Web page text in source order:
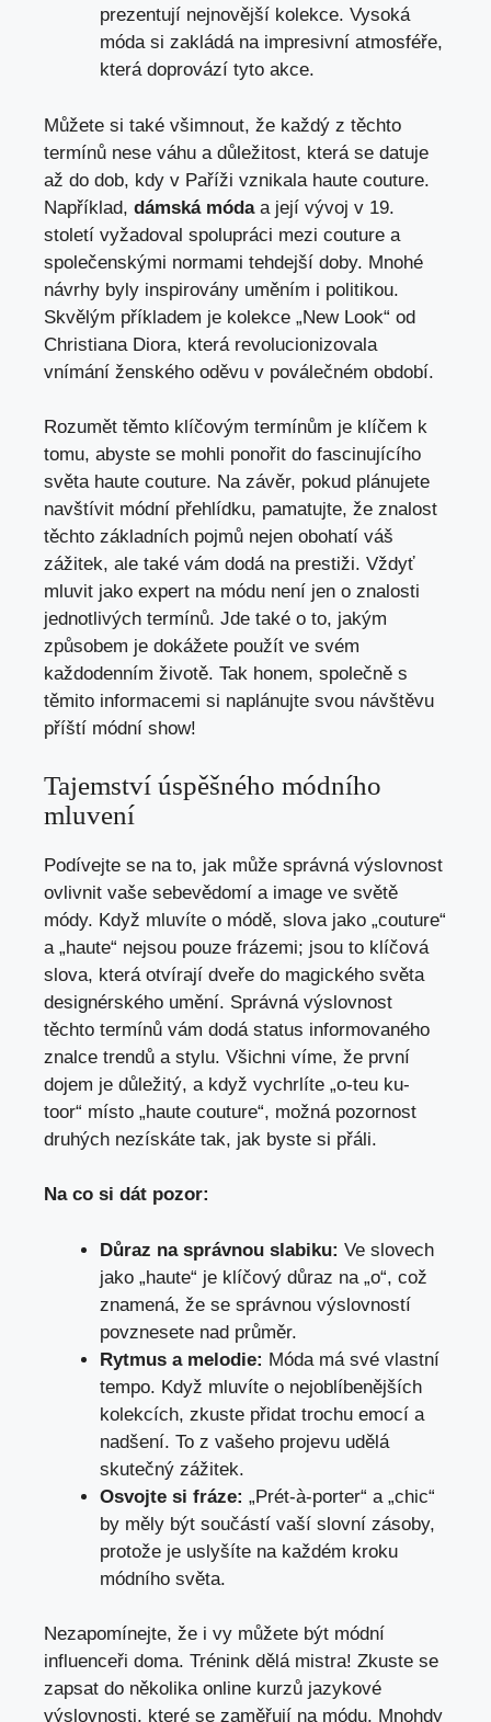
prezentují nejnovější kolekce. Vysoká
móda si zakládá na impresivní atmosféře,
která doprovází tyto akce.
Můžete si také všimnout, že každý z těchto
termínů nese váhu a důležitost, která se datuje
až do dob, kdy v Paříži vznikala haute couture.
Například, dámská módaa její vývoj v 19.
století vyžadoval spolupráci mezi couture a
společenskými normami tehdejší doby. Mnohé
návrhy byly inspirovány uměním i politikou.
Skvělým příkladem je kolekce „New Look“ od
Christiana Diora, která revolucionizovala
vnímání ženského oděvu v poválečném období.
Rozumět těmto klíčovým termínům je klíčem k
tomu, abyste se mohli ponořit do fascinujícího
světa haute couture. Na závěr, pokud plánujete
navštívit módní přehlídku, pamatujte, že znalost
těchto základních pojmů nejen obohatí váš
zážitek, ale také vám dodá na prestiži. Vždyť
mluvit jako expert na módu není jen o znalosti
jednotlivých termínů. Jde také o to, jakým
způsobem je dokážete použít ve svém
každodenním životě. Tak honem, společně s
těmito informacemi si naplánujte svou návštěvu
příští módní show!
Tajemství úspěšného módního
mluvení
Podívejte se na to, jak může správná výslovnost
ovlivnit vaše sebevědomí a image ve světě
módy. Když mluvíte o módě, slova jako „couture“
a „haute“ nejsou pouze frázemi; jsou to klíčová
slova, která otvírají dveře do magického světa
designérského umění. Správná výslovnost
těchto termínů vám dodá status informovaného
znalce trendů a stylu. Všichni víme, že první
dojem je důležitý, a když vychrlíte „o-teu ku-
toor“ místo „haute couture“, možná pozornost
druhých nezískáte tak, jak byste si přáli.
Na co si dát pozor:
Důraz na správnou slabiku: Ve slovech
jako „haute“ je klíčový důraz na „o“, což
znamená, že se správnou výslovností
povznesete nad průměr.
Rytmus a melodie: Móda má své vlastní
tempo. Když mluvíte o nejoblíbenějších
kolekcích, zkuste přidat trochu emocí a
nadšení. To z vašeho projevu udělá
skutečný zážitek.
Osvojte si fráze: „Prét-à-porter“ a „chic“
by měly být součástí vaší slovní zásoby,
protože je uslyšíte na každém kroku
módního světa.
Nezapomínejte, že i vy můžete být módní
influenceři doma. Trénink dělá mistra! Zkuste se
zapsat do několika online kurzů jazykové
výslovnosti, které se zaměřují na módu. Mnohdy